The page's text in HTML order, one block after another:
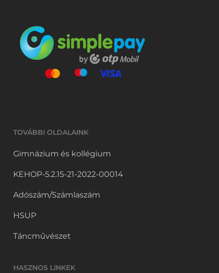
TOVÁBBI OLDALAINK
Gimnázium és kollégium
KEHOP-5.2.15-21-2022-00014
Adószám/Számlaszám
HSUP
Táncművészet
HASZNOS LINKEK